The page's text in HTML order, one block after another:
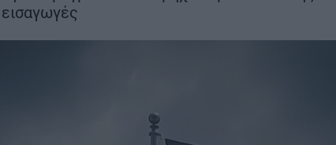
στα 22 χλμ.
μήνες
εισαγωγές